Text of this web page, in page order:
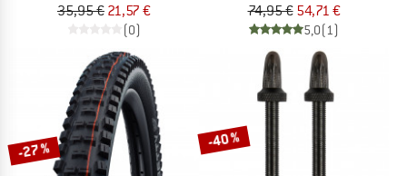
35,95 € 21,57 €
(0)
74,95 € 54,71 €
5,0(1)
-27 % -40 %